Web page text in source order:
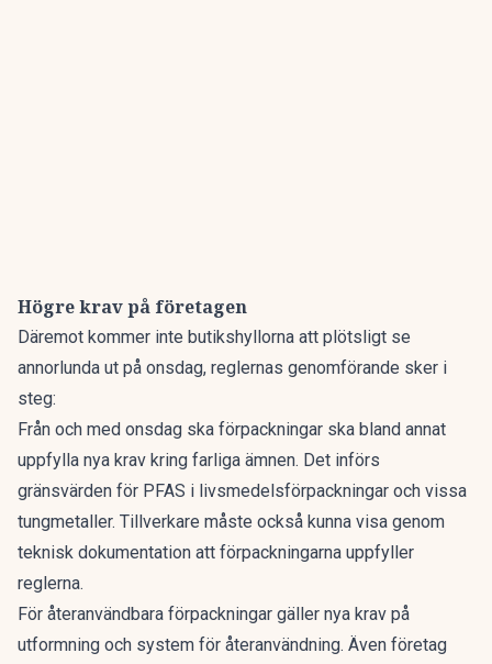
Högre krav på företagen
Däremot kommer inte butikshyllorna att plötsligt se
annorlunda ut på onsdag, reglernas genomförande sker i
steg:
Från och med onsdag ska förpackningar ska bland annat
uppfylla nya krav kring farliga ämnen. Det införs
gränsvärden för PFAS i livsmedelsförpackningar och vissa
tungmetaller. Tillverkare måste också kunna visa genom
teknisk dokumentation att förpackningarna uppfyller
reglerna.
För återanvändbara förpackningar gäller nya krav på
utformning och system för återanvändning. Även företag